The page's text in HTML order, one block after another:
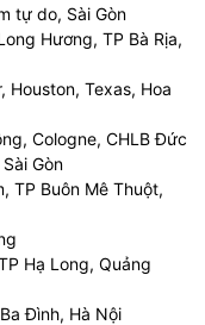
tự do, Sài Gòn
Hương, TP Bà Rịa,
Texas, Hoa
Cologne, CHLB Đức
Gòn
TP Buôn Mê Thuột,
Hạ Long, Quảng
Đình, Hà Nội